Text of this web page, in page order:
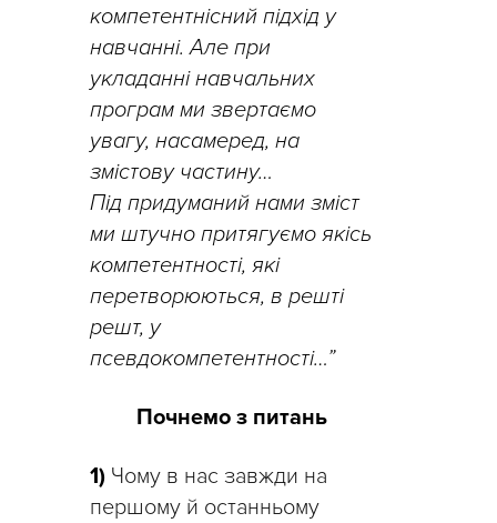
компетентнісний підхід у
навчанні. Але при
укладанні навчальних
програм ми звертаємо
увагу, насамеред, на
змістову частину…
Під придуманий нами зміст
ми штучно притягуємо якісь
компетентності, які
перетворюються, в решті
решт, у
псевдокомпетентності…”
Почнемо з питань
1) Чому в нас завжди на
першому й останньому